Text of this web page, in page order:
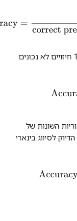
לדוגמה, למודל שביצע 40 חיזויים נכונים ו-10 חיזויים לא נכונים
השונות של
לסיווג בינארי